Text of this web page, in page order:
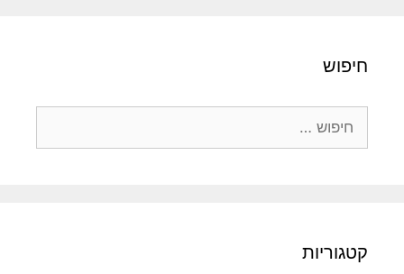
חיפוש
קטגוריות